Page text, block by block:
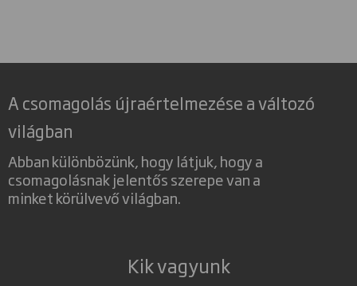
A csomagolás újraértelmezése a változó
világban
Abban különbözünk, hogy látjuk, hogy a
csomagolásnak jelentős szerepe van a
minket körülvevő világban.
Kik vagyunk